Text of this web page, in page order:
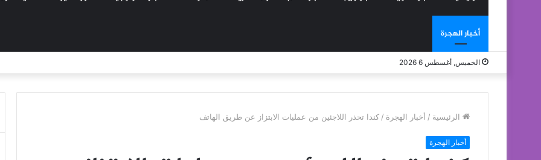
أخبار الهجرة
الخميس, أغسطس 6 2026
الرئيسية / أخبار الهجرة / كندا تحذر اللاجئين من عمليات الابتزاز عن طريق الهاتف
أخبار الهجرة